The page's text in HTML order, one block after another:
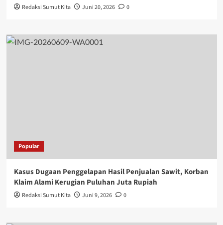
Redaksi Sumut Kita Juni 20, 2026 0
Popular
Kasus Dugaan Penggelapan Hasil Penjualan Sawit, Korban
Klaim Alami Kerugian Puluhan Juta Rupiah
Redaksi Sumut Kita Juni 9, 2026 0